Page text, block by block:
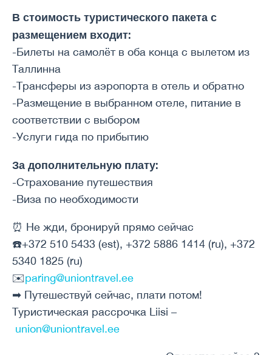
В стоимость туристического пакета с
размещением входит:
-Билеты на самолёт в оба конца с вылетом из
Таллинна
-Трансферы из аэропорта в отель и обратно
-Размещение в выбранном отеле, питание в
соответствии с выбором
-Услуги гида по прибытию
За дополнительную плату:
-Страхование путешествия
-Виза по необходимости
⏰ Не жди, бронируй прямо сейчас
☎️+372 510 5433 (est), +372 5886 1414 (ru), +372
5340 1825 (ru)
✉️paring@uniontravel.ee
➡ Путешествуй сейчас, плати потом!
Туристическая рассрочка Liisi –
union@uniontravel.ee